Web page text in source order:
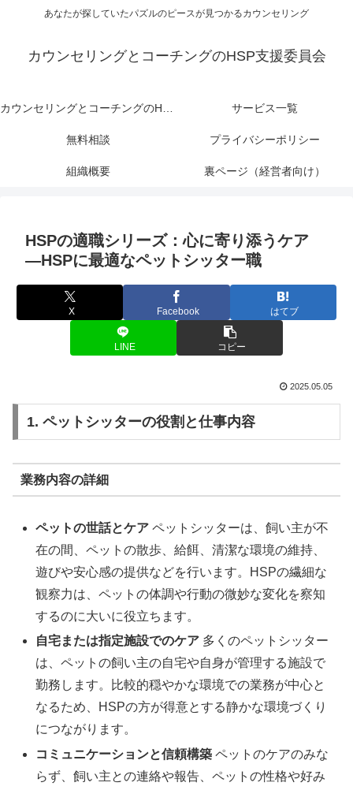
あなたが探していたパズルのピースが見つかるカウンセリング
カウンセリングとコーチングのHSP支援委員会
カウンセリングとコーチングのHSP支援委員会 サービス一覧
無料相談 プライバシーポリシー
組織概要 裏ページ（経営者向け）
HSPの適職シリーズ：心に寄り添うケア
―HSPに最適なペットシッター職
X Facebook はてブ
LINE コピー
2025.05.05
1. ペットシッターの役割と仕事内容
業務内容の詳細
ペットの世話とケア ペットシッターは、飼い主が不
在の間、ペットの散歩、給餌、清潔な環境の維持、
遊びや安心感の提供などを行います。HSPの繊細な
観察力は、ペットの体調や行動の微妙な変化を察知
するのに大いに役立ちます。
自宅または指定施設でのケア 多くのペットシッター
は、ペットの飼い主の自宅や自身が管理する施設で
勤務します。比較的穏やかな環境での業務が中心と
なるため、HSPの方が得意とする静かな環境づくり
につながります。
コミュニケーションと信頼構築 ペットのケアのみな
らず、飼い主との連絡や報告、ペットの性格や好み